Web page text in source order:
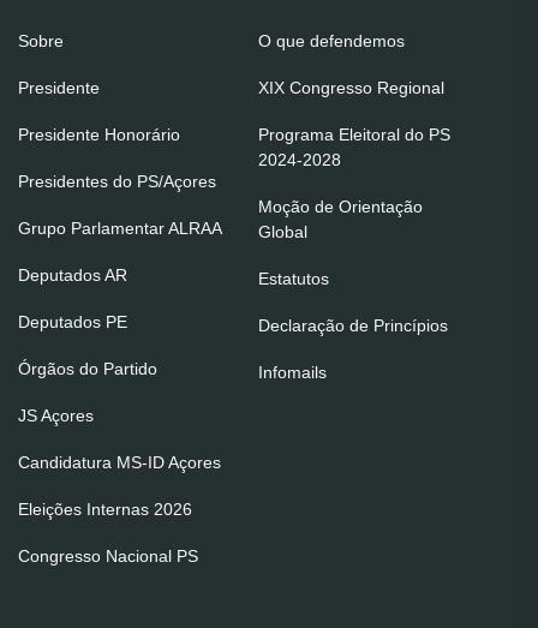
Sobre
Presidente
Presidente Honorário
Presidentes do PS/Açores
Grupo Parlamentar ALRAA
Deputados AR
Deputados PE
Órgãos do Partido
JS Açores
Candidatura MS-ID Açores
Eleições Internas 2026
Congresso Nacional PS
O que defendemos
XIX Congresso Regional
Programa Eleitoral do PS
2024-2028
Moção de Orientação
Global
Estatutos
Declaração de Princípios
Infomails